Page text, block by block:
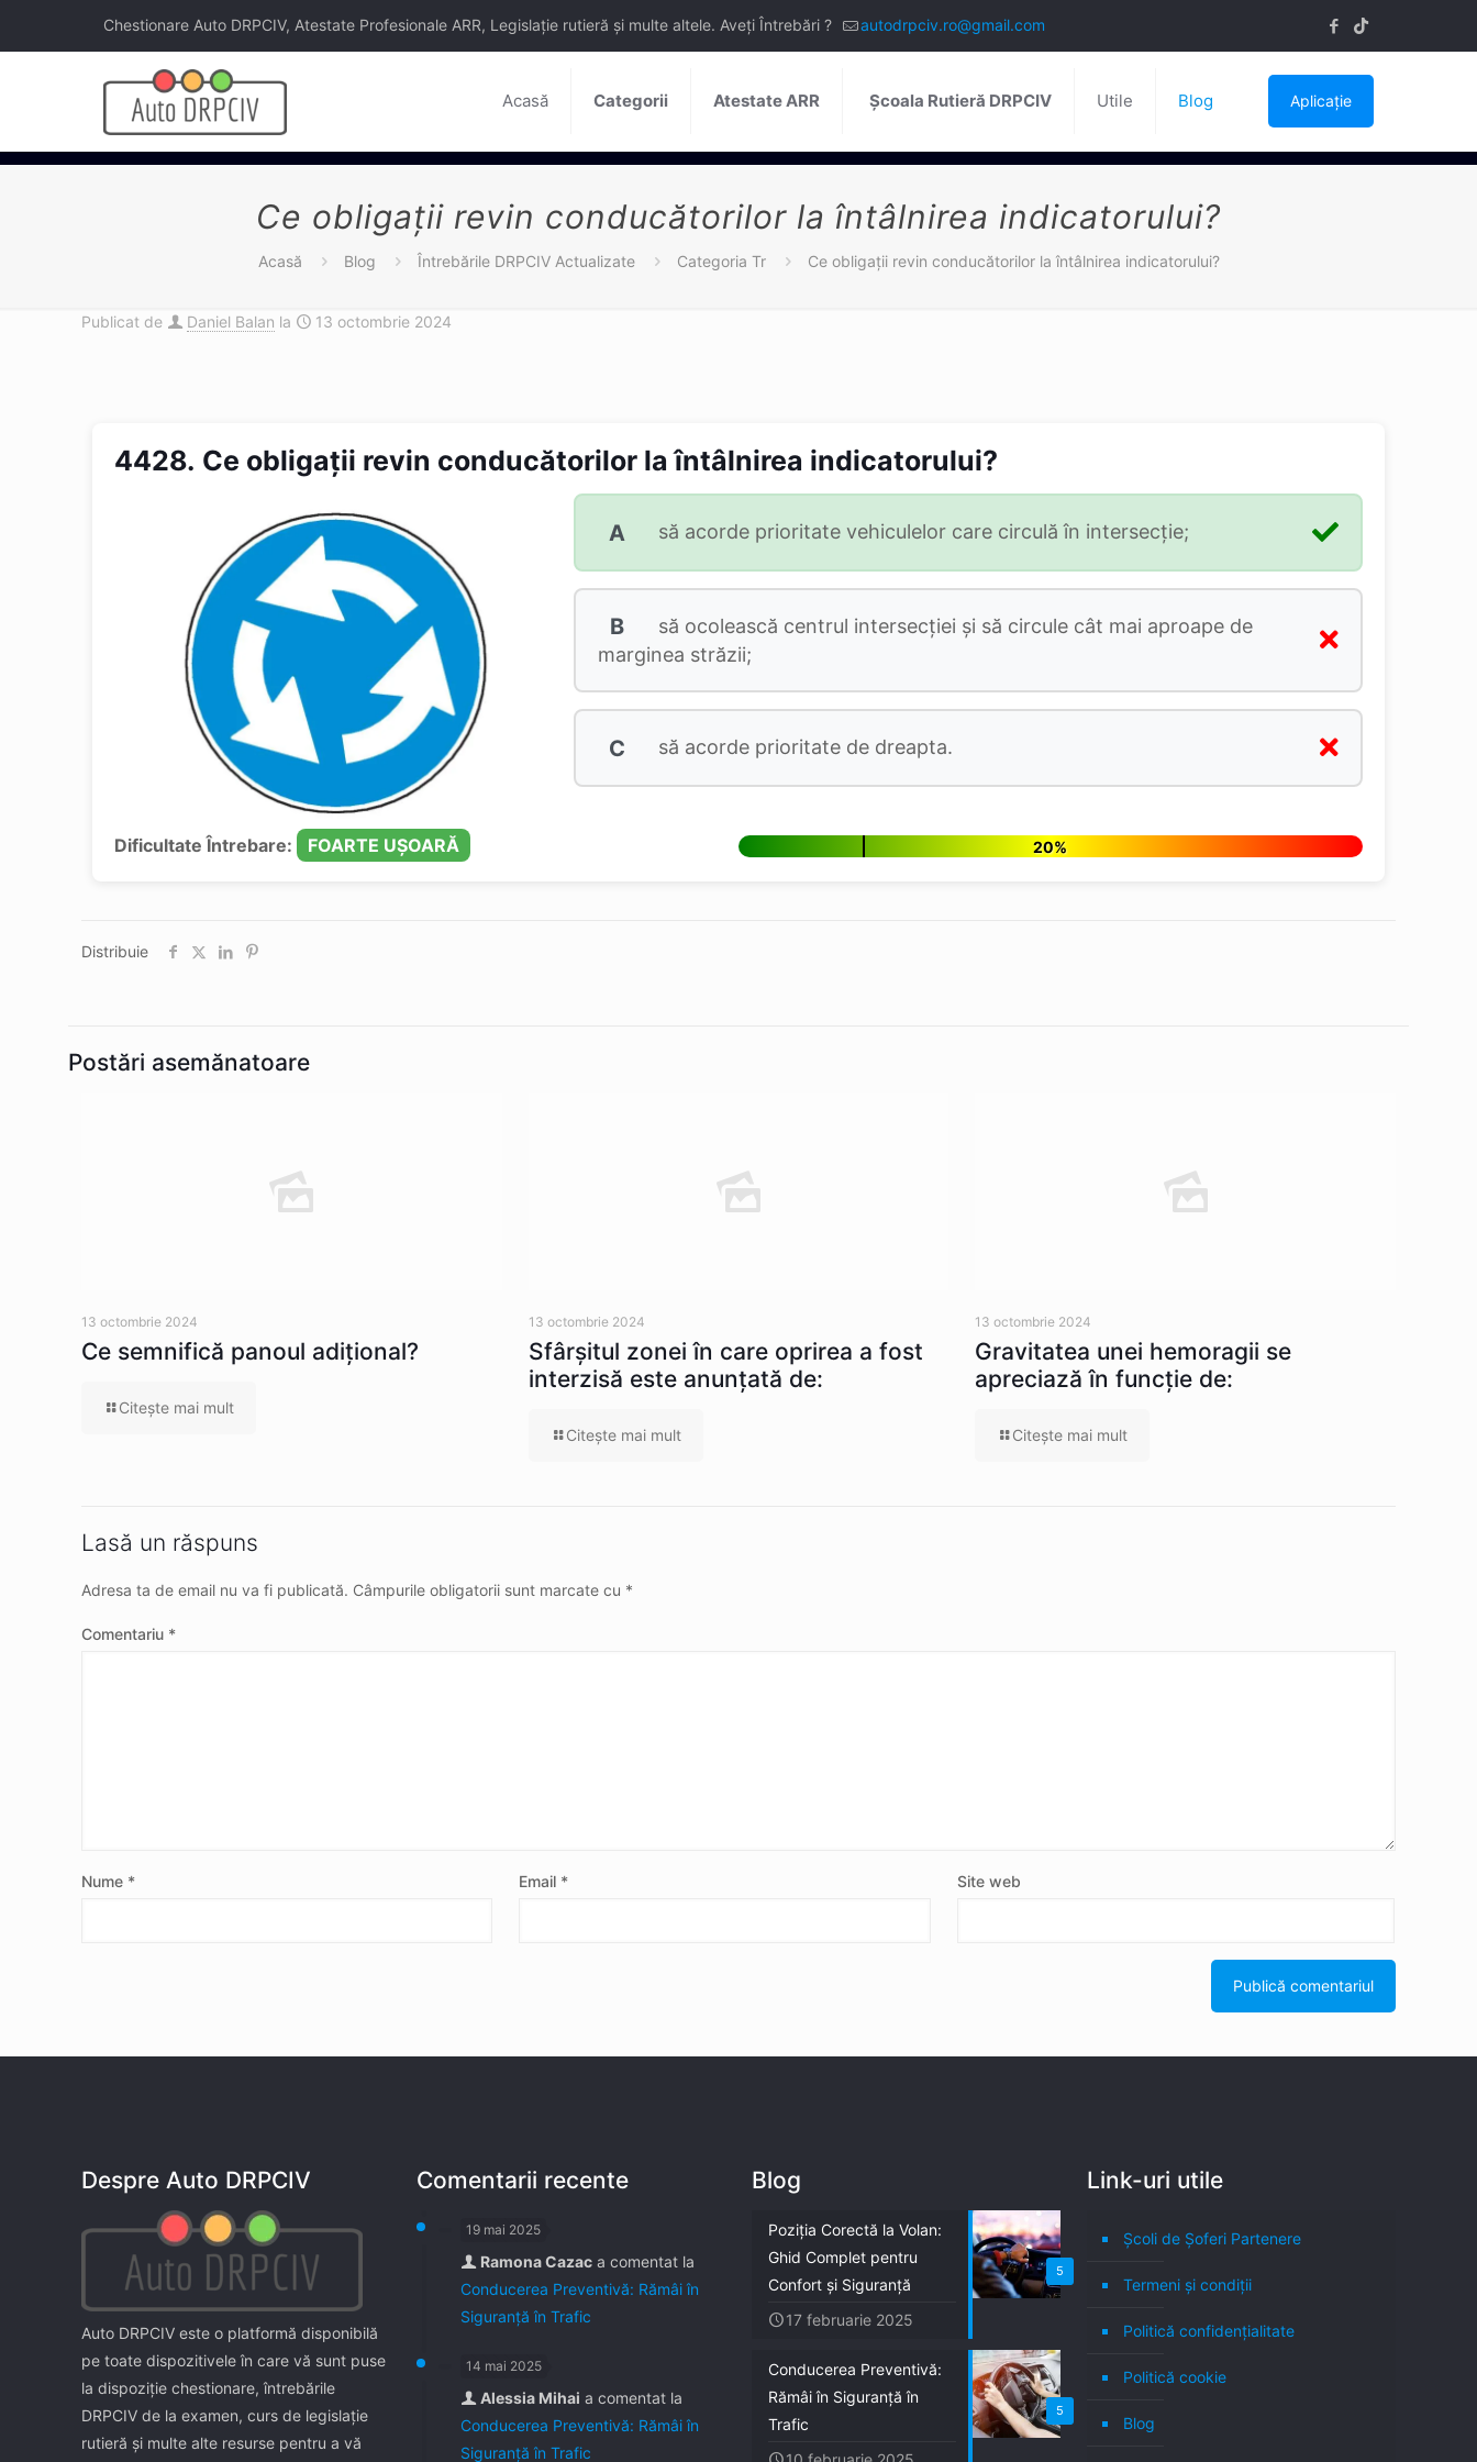
Chestionare Auto DRPCIV, Atestate Profesionale ARR, Legislație rutieră și multe altele. Aveți Întrebări ? autodrpciv.ro@gmail.com
Acasă Categorii Atestate ARR Școala Rutieră DRPCIV Utile Blog Aplicație
Ce obligații revin conducătorilor la întâlnirea indicatorului?
Acasă Blog Întrebările DRPCIV Actualizate Categoria Tr Ce obligații revin conducătorilor la întâlnirea indicatorului?
Publicat de Daniel Balan la 13 octombrie 2024
4428. Ce obligații revin conducătorilor la întâlnirea indicatorului?
A să acorde prioritate vehiculelor care circulă în intersecție;
B
să ocolească centrul intersecției și să circule cât mai aproape de
marginea străzii;
C să acorde prioritate de dreapta.
Dificultate Întrebare: FOARTE UȘOARĂ 20%
Distribuie
Postări asemănatoare
13 octombrie 2024
Ce semnifică panoul adițional?
Citeşte mai mult
13 octombrie 2024
Sfârșitul zonei în care oprirea a fost
interzisă este anunțată de:
Citeşte mai mult
13 octombrie 2024
Gravitatea unei hemoragii se
apreciază în funcție de:
Citeşte mai mult
Lasă un răspuns
Adresa ta de email nu va fi publicată. Câmpurile obligatorii sunt marcate cu *
Comentariu *
Nume * Email * Site web
Despre Auto DRPCIV
Auto DRPCIV este o platformă disponibilă
pe toate dispozitivele în care vă sunt puse
la dispoziţie chestionare, întrebările
DRPCIV de la examen, curs de legislaţie
rutieră şi multe alte resurse pentru a vă
Comentarii recente
19 mai 2025
Ramona Cazac a comentat la
Conducerea Preventivă: Rămâi în
Siguranță în Trafic
14 mai 2025
Alessia Mihai a comentat la
Conducerea Preventivă: Rămâi în
Siguranță în Trafic
Blog
5
Poziția Corectă la Volan:
Ghid Complet pentru
Confort și Siguranță
17 februarie 2025
5
Conducerea Preventivă:
Rămâi în Siguranță în
Trafic
Link-uri utile
Școli de Șoferi Partenere
Termeni şi condiţii
Politică confidenţialitate
Politică cookie
Blog